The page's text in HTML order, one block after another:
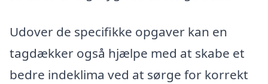
Udover de specifikke opgaver kan en
tagdækker også hjælpe med at skabe et
bedre indeklima ved at sørge for korrekt